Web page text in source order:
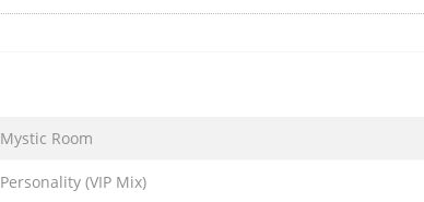
Mystic Room
Personality (VIP Mix)